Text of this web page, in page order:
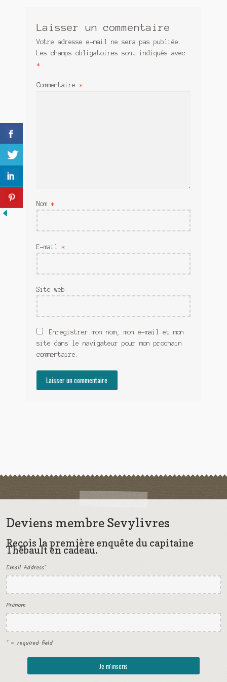
Meurtre sous couverture
Mon admirateur de l’avent
Sans retour
Sauver ou périr
Laisser un commentaire
Votre adresse e-mail ne sera pas publiée.
Les champs obligatoires sont indiqués avec
*
Commentaire *
Nom *
E-mail *
Site web
Enregistrer mon nom, mon e-mail et mon
site dans le navigateur pour mon prochain
commentaire.
Deviens membre Sevylivres
Reçois la première enquête du capitaine
Thébault en cadeau.
Email Address*
Prénom
* = required field